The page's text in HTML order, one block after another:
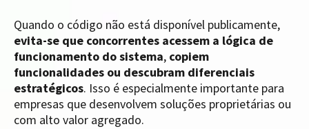
Quando o código não está disponível publicamente,
evita-se que concorrentes acessem a lógica de
funcionamento do sistema, copiem
funcionalidades ou descubram diferenciais
estratégicos. Isso é especialmente importante para
empresas que desenvolvem soluções proprietárias ou
com alto valor agregado.